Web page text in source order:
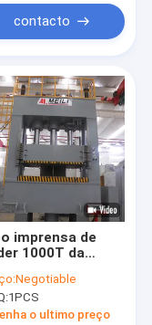
colunas
contacto
imprensa de
1000T da
hidráulica
de 1000KN
Negotiable
1PCS
o ultimo preço